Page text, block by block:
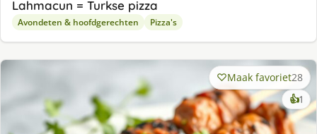
Lahmacun = Turkse pizza
Avondeten & hoofdgerechten Pizza's
Maak favoriet28
👍1